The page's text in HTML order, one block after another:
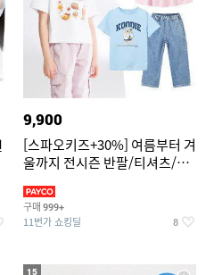
9,900
[스파오키즈+30%] 여름부터 겨
울까지 전시즌 반팔/티셔츠/셋
구매 999+
11번가 쇼킹딜 8
15